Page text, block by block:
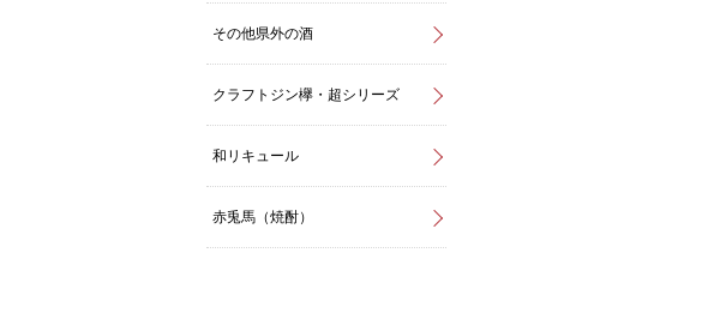
その他県外の酒
クラフトジン欅・超シリーズ
和リキュール
赤兎馬（焼酎）